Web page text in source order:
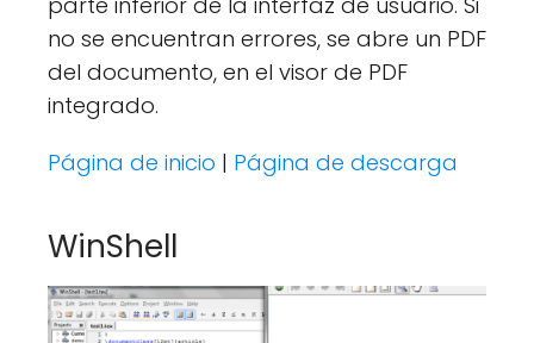
no se encuentran errores, se abre un PDF
del documento, en el visor de PDF
integrado.
Página de inicio | Página de descarga
WinShell